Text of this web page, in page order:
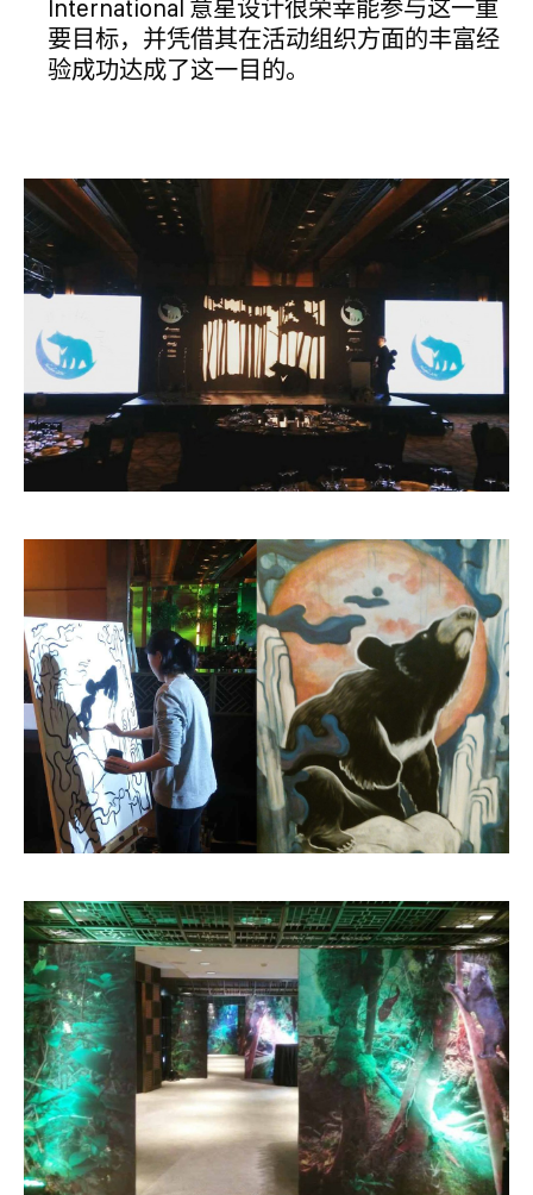
International 意星设计很荣幸能参与这一重
要目标，并凭借其在活动组织方面的丰富经
验成功达成了这一目的。